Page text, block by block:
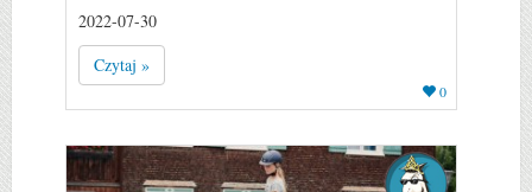
2022-07-30
Czytaj »
0